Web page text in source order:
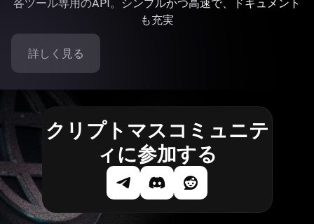
各ツール専用のAPI。シンプルかつ高速で、ドキュメント
も充実
詳しく見る
クリプトマスコミュニテ
ィに参加する